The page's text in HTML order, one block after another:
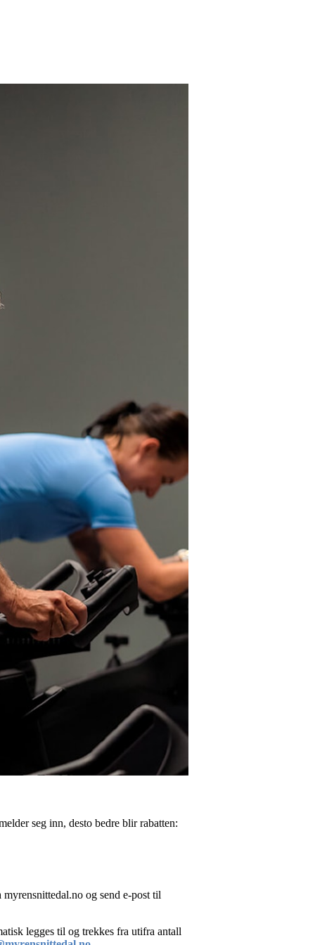
seg inn, desto bedre blir rabatten:
og send e-post til
legges til og trekkes fra utifra antall